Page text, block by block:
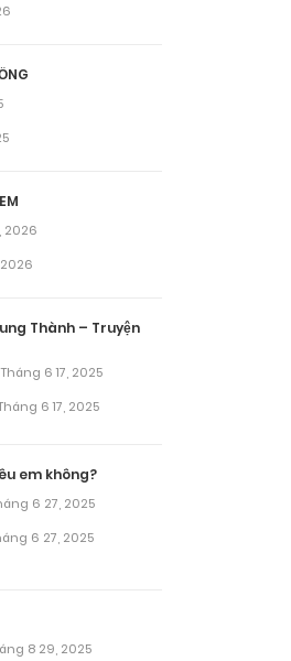
2026
Thành – Truyện
Tháng 6 17, 2025
6 17, 2025
em không?
6 27, 2025
6 27, 2025
8 29, 2025